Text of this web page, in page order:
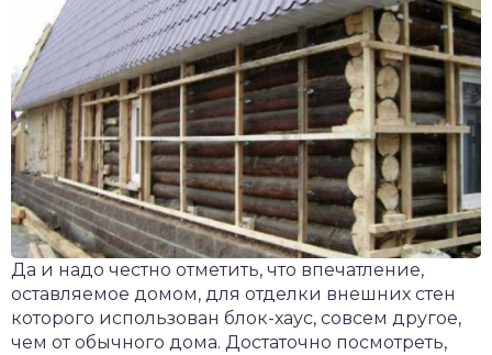
Да и надо честно отметить, что впечатление,
оставляемое домом, для отделки внешних стен
которого использован блок-хаус, совсем другое,
чем от обычного дома. Достаточно посмотреть,